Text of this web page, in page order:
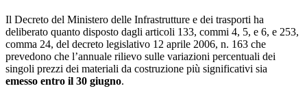
Il Decreto del Ministero delle Infrastrutture e dei trasporti ha
deliberato quanto disposto dagli articoli 133, commi 4, 5, e 6, e 253,
comma 24, del decreto legislativo 12 aprile 2006, n. 163 che
prevedono che l’annuale rilievo sulle variazioni percentuali dei
singoli prezzi dei materiali da costruzione più significativi sia
emesso entro il 30 giugno.